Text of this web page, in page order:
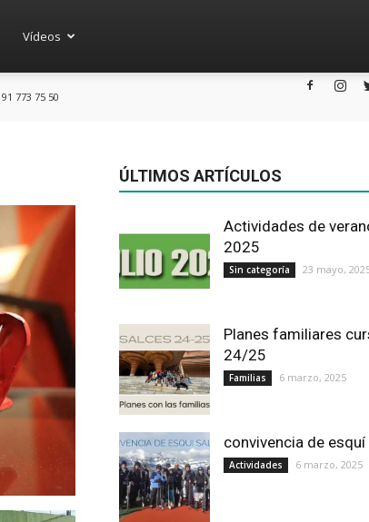
Vídeos
773 75 50
ÚLTIMOS ARTÍCULOS
Actividades de
2025
Sin categoría 23 mayo,
Planes familiares
24/25
Familias 6 marzo, 2025
convivencia de esquí
Actividades 6 marzo, 2025